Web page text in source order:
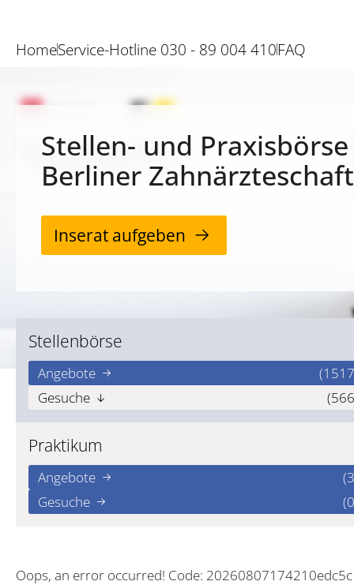
HomeService-Hotline 030 - 89 004 410FAQ
Stellen- und
Berliner Zahnärzteschaft
Inserat aufgeben
Stellenbörse
Angebote
Gesuche
Praktikum
Angebote
Gesuche
Oops, an error occurred! Code: